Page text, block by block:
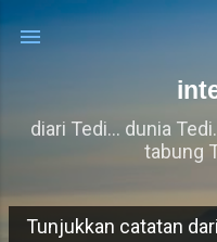
diari Tedi... dunia
tabung
Tunjukkan catatan